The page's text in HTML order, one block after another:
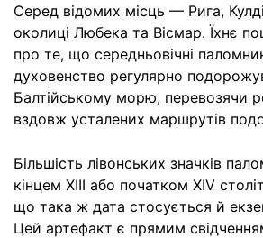
Серед відомих місць — Рига,
околиці Любека та Вісмар. Їхнє
про те, що середньовічні
духовенство регулярно
Балтійському морю, перевозячи
вздовж усталених маршрутів
Більшість лівонських значків
кінцем XIII або початком XIV
що така ж дата стосується й
Цей артефакт є прямим